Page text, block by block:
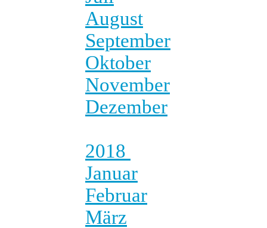
August
September
Oktober
November
Dezember
2018
Januar
Februar
März